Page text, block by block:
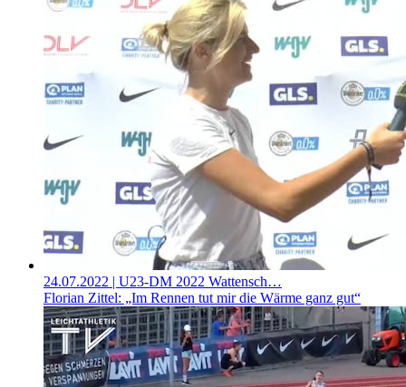
24.07.2022 | U23-DM 2022 Wattensch…
Florian Zittel: „Im Rennen tut mir die Wärme ganz gut“